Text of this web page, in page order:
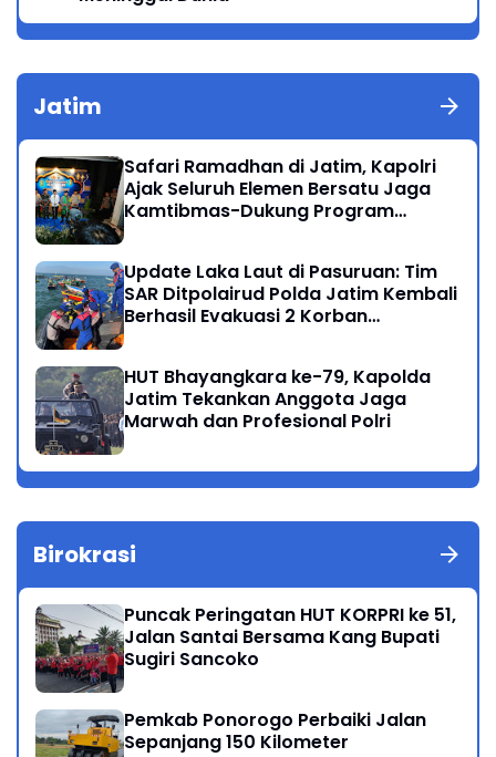
Jatim
Safari Ramadhan di Jatim, Kapolri
Ajak Seluruh Elemen Bersatu Jaga
Kamtibmas-Dukung Program
Update Laka Laut di Pasuruan: Tim
SAR Ditpolairud Polda Jatim Kembali
Berhasil Evakuasi 2 Korban
HUT Bhayangkara ke-79, Kapolda
Jatim Tekankan Anggota Jaga
Marwah dan Profesional Polri
Birokrasi
Puncak Peringatan HUT KORPRI ke 51,
Jalan Santai Bersama Kang Bupati
Sugiri Sancoko
Pemkab Ponorogo Perbaiki Jalan
Sepanjang 150 Kilometer